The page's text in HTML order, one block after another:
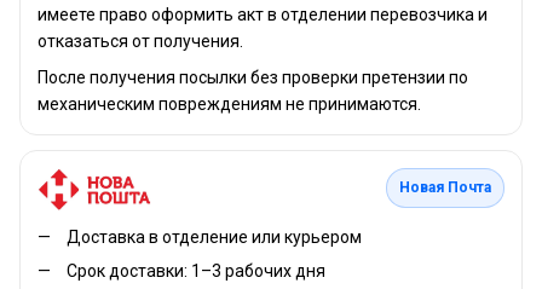
имеете право оформить акт в отделении перевозчика и
отказаться от получения.
После получения посылки без проверки претензии по
механическим повреждениям не принимаются.
Новая Почта
Доставка в отделение или курьером
Срок доставки: 1–3 рабочих дня